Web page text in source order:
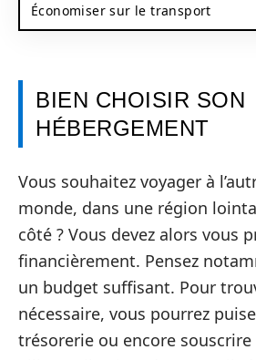
Économiser sur le transport
BIEN CHOISIR SON
HÉBERGEMENT
Vous souhaitez voyager à
monde, dans une région
côté ? Vous devez alors vous
financièrement. Pensez
un budget suffisant. Pour
nécessaire, vous pourrez
trésorerie ou encore